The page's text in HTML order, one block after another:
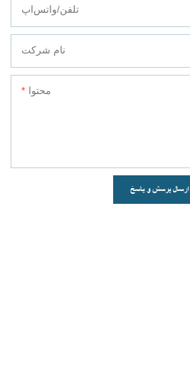
تلفن/واتس‌اپ
نام شرکت
محتوا
ارسال پرسش و پاسخ